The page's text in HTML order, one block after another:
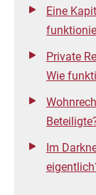
Eine
Private
Wie
Im